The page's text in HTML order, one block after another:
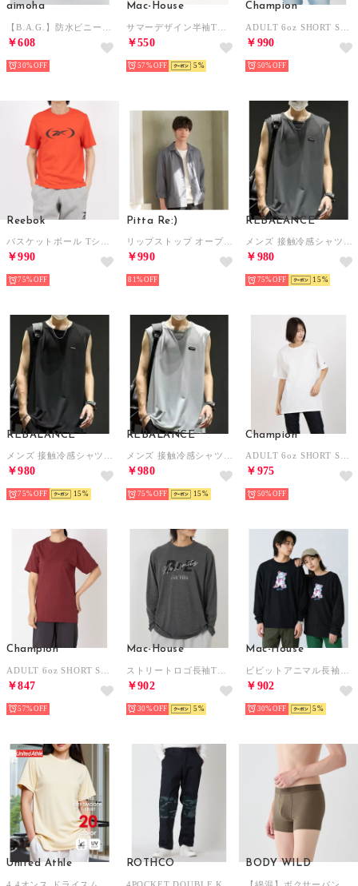
aimoha
￥608
30%
Mac-House
￥550
57% 5
Champion
￥990
50%
Reebok
￥990
75%
Pitta Re:)
￥990
81%
REBALANCE
￥980
75% 15
REBALANCE
￥980
75% 15
REBALANCE
￥980
75% 15
Champion
￥975
50%
Champion
￥847
57%
Mac-House
￥902
30% 5
Mac-House
￥902
30% 5
United Athle ROTHCO BODY WILD